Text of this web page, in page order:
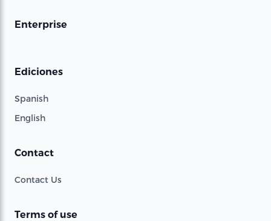
Enterprise
Ediciones
Spanish
English
Contact
Contact Us
Terms of use